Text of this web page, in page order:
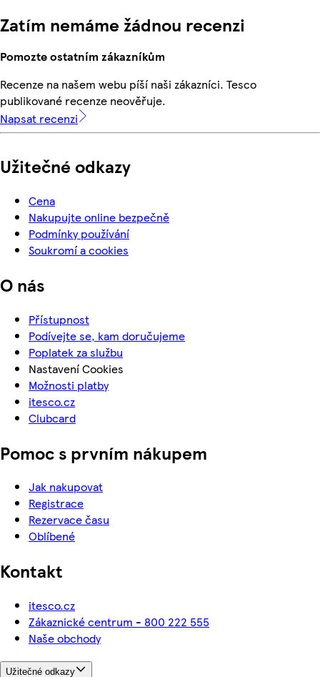
Zatím nemáme žádnou recenzi
Pomozte ostatním zákazníkům
Recenze na našem webu píší naši zákazníci. Tesco
publikované recenze neověřuje.
Napsat recenzi
Užitečné odkazy
Cena
Nakupujte online bezpečně
Podmínky používání
Soukromí a cookies
O nás
Přístupnost
Podívejte se, kam doručujeme
Poplatek za službu
Nastavení Cookies
Možnosti platby
itesco.cz
Clubcard
Pomoc s prvním nákupem
Jak nakupovat
Registrace
Rezervace času
Oblíbené
Kontakt
itesco.cz
Zákaznické centrum - 800 222 555
Naše obchody
Užitečné odkazy